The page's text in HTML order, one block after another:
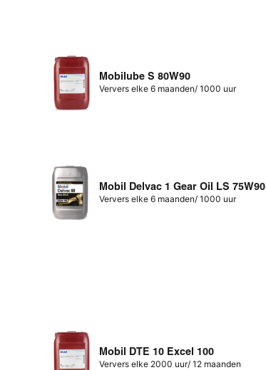
Mobilube S 80W90
Ververs elke 6 maanden/ 1000 uur
Mobil Delvac 1 Gear Oil LS 75W90
Ververs elke 6 maanden/ 1000 uur
Mobil DTE 10 Excel 100
Ververs elke 2000 uur/ 12 maanden